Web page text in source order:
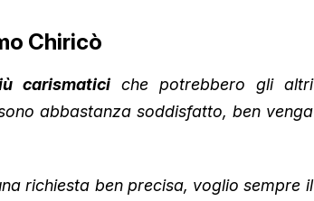
Chiricò
carismatici che potrebbero gli altri
abbastanza soddisfatto, ben venga
richiesta ben precisa, voglio sempre il